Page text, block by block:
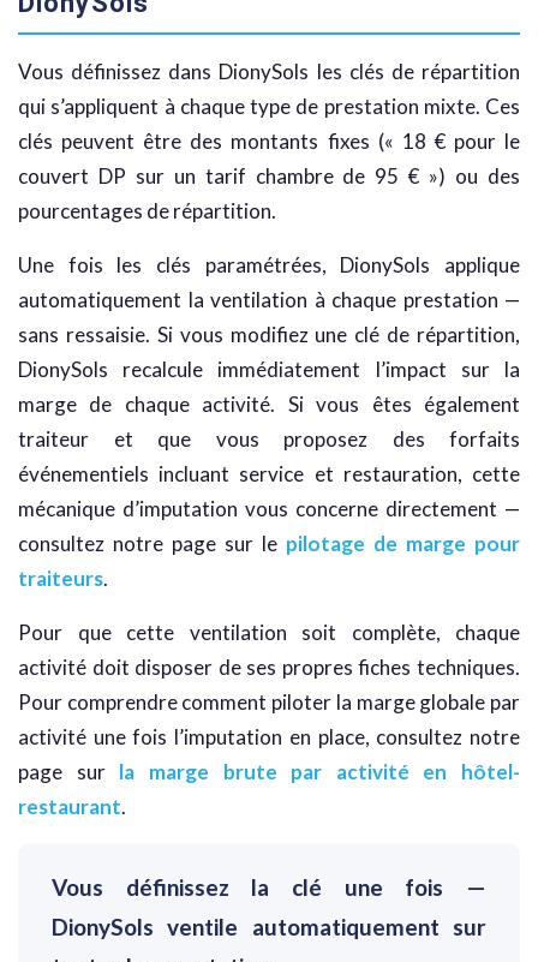
Vous définissez dans DionySols les clés de répartition
qui s’appliquent à chaque type de prestation mixte. Ces
clés peuvent être des montants fixes (« 18 € pour le
couvert DP sur un tarif chambre de 95 € ») ou des
pourcentages de répartition.
Une fois les clés paramétrées, DionySols applique
automatiquement la ventilation à chaque prestation —
sans ressaisie. Si vous modifiez une clé de répartition,
DionySols recalcule immédiatement l’impact sur la
marge de chaque activité. Si vous êtes également
traiteur et que vous proposez des forfaits
événementiels incluant service et restauration, cette
mécanique d’imputation vous concerne directement —
consultez notre page sur le pilotage de marge pour
traiteurs.
Pour que cette ventilation soit complète, chaque
activité doit disposer de ses propres fiches techniques.
Pour comprendre comment piloter la marge globale par
activité une fois l’imputation en place, consultez notre
page sur la marge brute par activité en hôtel-
restaurant.
Vous définissez la clé une fois —
DionySols ventile automatiquement sur